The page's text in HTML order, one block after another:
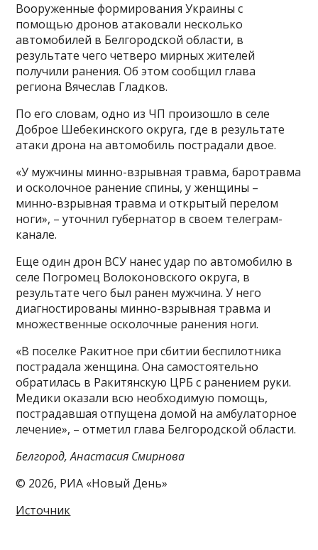
Вооруженные формирования Украины с
помощью дронов атаковали несколько
автомобилей в Белгородской области, в
результате чего четверо мирных жителей
получили ранения. Об этом сообщил глава
региона Вячеслав Гладков.
По его словам, одно из ЧП произошло в селе
Доброе Шебекинского округа, где в результате
атаки дрона на автомобиль пострадали двое.
«У мужчины минно-взрывная травма, баротравма
и осколочное ранение спины, у женщины –
минно-взрывная травма и открытый перелом
ноги», – уточнил губернатор в своем телеграм-
канале.
Еще один дрон ВСУ нанес удар по автомобилю в
селе Погромец Волоконовского округа, в
результате чего был ранен мужчина. У него
диагностированы минно-взрывная травма и
множественные осколочные ранения ноги.
«В поселке Ракитное при сбитии беспилотника
пострадала женщина. Она самостоятельно
обратилась в Ракитянскую ЦРБ с ранением руки.
Медики оказали всю необходимую помощь,
пострадавшая отпущена домой на амбулаторное
лечение», – отметил глава Белгородской области.
Белгород, Анастасия Смирнова
© 2026, РИА «Новый День»
Источник